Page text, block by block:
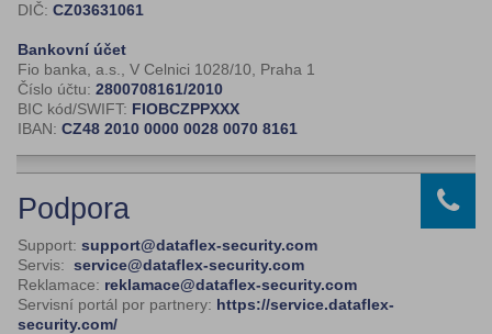
DIČ: CZ03631061
Bankovní účet
Fio banka, a.s., V Celnici 1028/10, Praha 1
Číslo účtu: 2800708161/2010
BIC kód/SWIFT: FIOBCZPPXXX
IBAN: CZ48 2010 0000 0028 0070 8161
Podpora
Support: support@dataflex-security.com
Servis: service@dataflex-security.com
Reklamace: reklamace@dataflex-security.com
Servisní portál por partnery: https://service.dataflex-
security.com/